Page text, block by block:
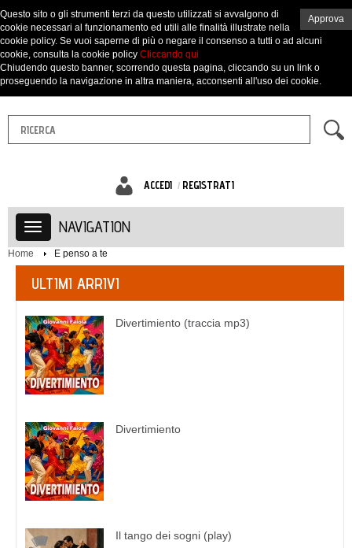
ACCEDI REGISTRATI
NAVIGATION
Home E penso a te
ULTIMI ARRIVI
Divertimiento (traccia mp3)
Divertimiento
Il tango dei sogni (play)
Approva
Questo sito o gli strumenti terzi da questo utilizzati si avvalgono di
cookie necessari al funzionamento ed utili alle finalità illustrate nella
cookie policy. Se vuoi saperne di più o negare il consenso a tutti o ad alcuni
cookie, consulta la cookie policy Cliccando qui
Chiudendo questo banner, scorrendo questa pagina, cliccando su un link o
proseguendo la navigazione in altra maniera, acconsenti all'uso dei cookie.